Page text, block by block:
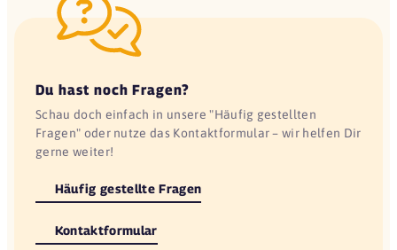
Du hast noch Fragen?
Schau doch einfach in unsere "Häufig gestellten
Fragen" oder nutze das Kontaktformular – wir helfen Dir
gerne weiter!
Häufig gestellte Fragen
Kontaktformular